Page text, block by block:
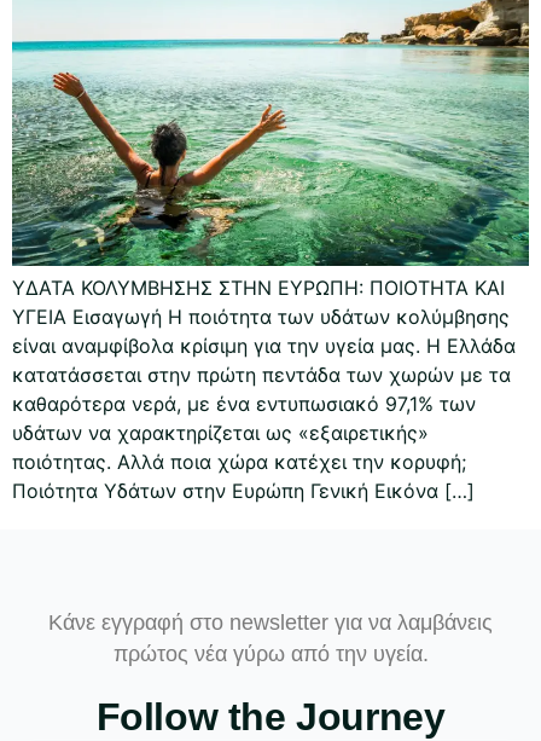
ΥΔΑΤΑ ΚΟΛΥΜΒΗΣΗΣ ΣΤΗΝ ΕΥΡΩΠΗ: ΠΟΙΟΤΗΤΑ ΚΑΙ
ΥΓΕΙΑ Εισαγωγή Η ποιότητα των υδάτων κολύμβησης
είναι αναμφίβολα κρίσιμη για την υγεία μας. Η Ελλάδα
κατατάσσεται στην πρώτη πεντάδα των χωρών με τα
καθαρότερα νερά, με ένα εντυπωσιακό 97,1% των
υδάτων να χαρακτηρίζεται ως «εξαιρετικής»
ποιότητας. Αλλά ποια χώρα κατέχει την κορυφή;
Ποιότητα Υδάτων στην Ευρώπη Γενική Εικόνα […]
Κάνε εγγραφή στο newsletter για να λαμβάνεις
πρώτος νέα γύρω από την υγεία.
Follow the Journey